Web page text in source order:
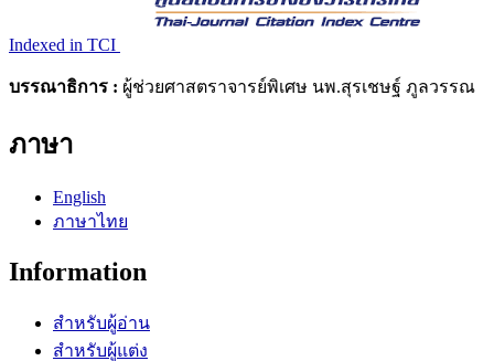
Indexed in TCI
บรรณาธิการ : ผู้ช่วยศาสตราจารย์พิเศษ นพ.สุรเชษฐ์ ภูลวรรณ
ภาษา
English
ภาษาไทย
Information
สำหรับผู้อ่าน
สำหรับผู้แต่ง